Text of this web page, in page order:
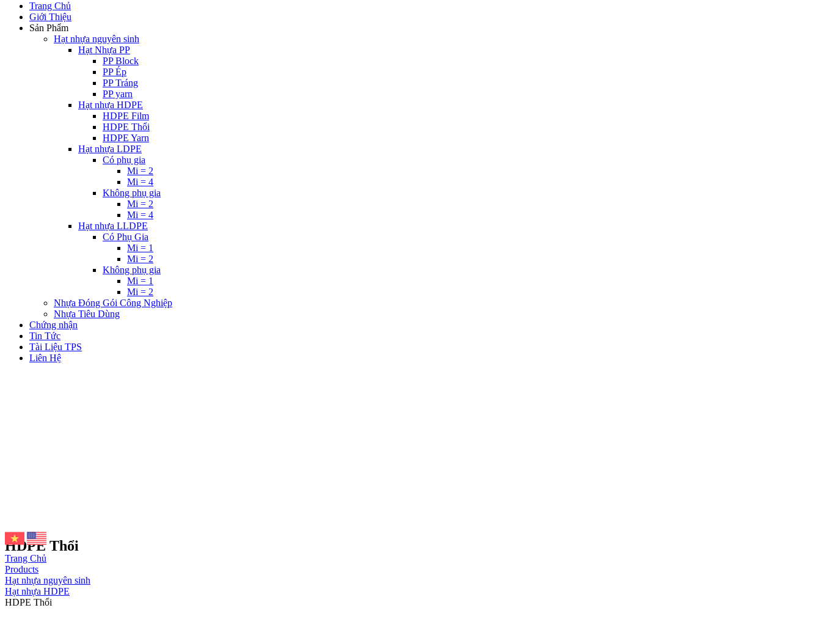
Trang Chủ
Giới Thiệu
Sản Phẩm
Hạt nhựa nguyên sinh
Hạt Nhựa PP
PP Block
PP Ép
PP Tráng
PP yarn
Hạt nhựa HDPE
HDPE Film
HDPE Thổi
HDPE Yarn
Hạt nhựa LDPE
Có phụ gia
Mi = 2
Mi = 4
Không phụ gia
Mi = 2
Mi = 4
Hạt nhựa LLDPE
Có Phụ Gia
Mi = 1
Mi = 2
Không phụ gia
Mi = 1
Mi = 2
Nhựa Đóng Gói Công Nghiệp
Nhựa Tiêu Dùng
Chứng nhận
Tin Tức
Tài Liệu TPS
Liên Hệ
HDPE Thổi
Trang Chủ
Products
Hạt nhựa nguyên sinh
Hạt nhựa HDPE
HDPE Thổi